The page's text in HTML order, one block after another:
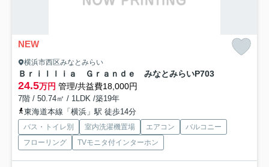
NEW
横浜市西区みなとみらい
Ｂｒｉｌｌｉａ Ｇｒａｎｄｅ みなとみらいP703
24.5万円 管理/共益費18,000円
7階 / 50.74㎡ / 1LDK /築19年
東海道本線「横浜」駅 徒歩14分
バス・トイレ別 室内洗濯機置場 エアコン
バルコニー
フローリング
TVモニタ付インターホン